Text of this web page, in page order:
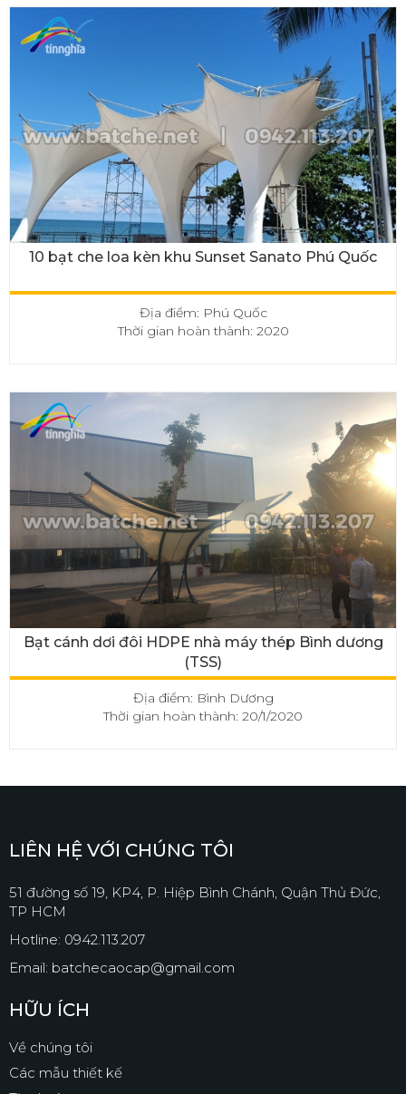
10 bạt che loa kèn khu Sunset Sanato Phú Quốc
Địa điểm: Phú Quốc
Thời gian hoàn thành: 2020
Bạt cánh dơi đôi HDPE nhà máy thép Bình dương
(TSS)
Địa điểm: Bình Dương
Thời gian hoàn thành: 20/1/2020
LIÊN HỆ VỚI CHÚNG TÔI
51 đường số 19, KP4, P. Hiệp Bình Chánh, Quận Thủ Đức,
TP HCM
Hotline: 0942.113.207
Email: batchecaocap@gmail.com
HỮU ÍCH
Về chúng tôi
Các mẫu thiết kế